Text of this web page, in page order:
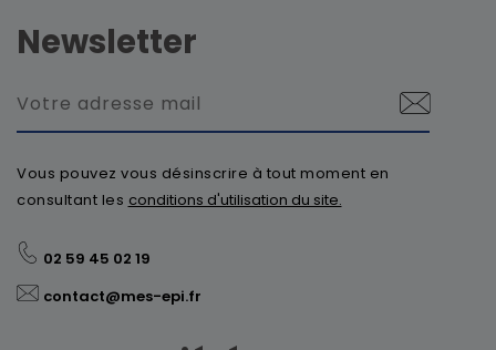
Newsletter
Vous pouvez vous désinscrire à tout moment en
consultant les conditions d'utilisation du site.
02 59 45 02 19
contact@mes-epi.fr